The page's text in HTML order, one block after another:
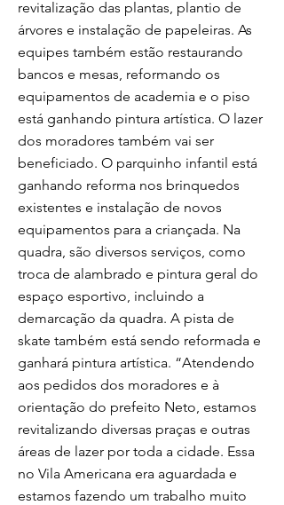
revitalização das plantas, plantio de
árvores e instalação de papeleiras. As
equipes também estão restaurando
bancos e mesas, reformando os
equipamentos de academia e o piso
está ganhando pintura artística. O lazer
dos moradores também vai ser
beneficiado. O parquinho infantil está
ganhando reforma nos brinquedos
existentes e instalação de novos
equipamentos para a criançada. Na
quadra, são diversos serviços, como
troca de alambrado e pintura geral do
espaço esportivo, incluindo a
demarcação da quadra. A pista de
skate também está sendo reformada e
ganhará pintura artística. “Atendendo
aos pedidos dos moradores e à
orientação do prefeito Neto, estamos
revitalizando diversas praças e outras
áreas de lazer por toda a cidade. Essa
no Vila Americana era aguardada e
estamos fazendo um trabalho muito